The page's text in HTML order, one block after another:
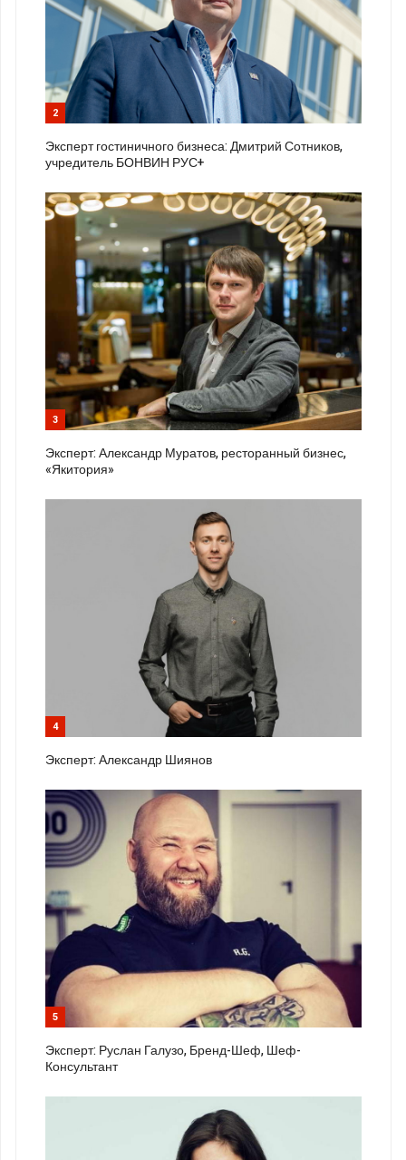
2
Эксперт гостиничного бизнеса: Дмитрий Сотников,
учредитель БОНВИН РУС+
3
Эксперт: Александр Муратов, ресторанный бизнес,
«Якитория»
4
Эксперт: Александр Шиянов
5
Эксперт: Руслан Галузо, Бренд-Шеф, Шеф-
Консультант